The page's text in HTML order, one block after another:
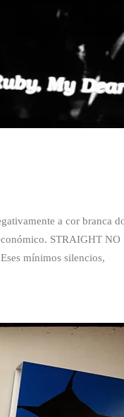
a cor branca
STRAIGHT NO
mínimos silencios,